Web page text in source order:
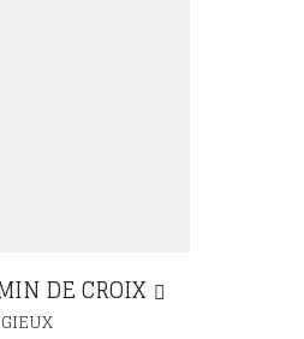
DE CROIX